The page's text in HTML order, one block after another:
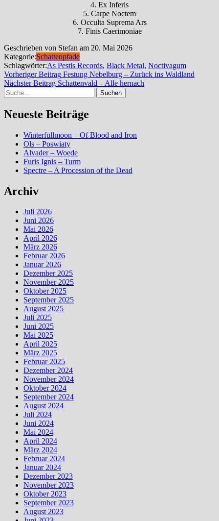
4. Ex Inferis
5. Carpe Noctem
6. Occulta Suprema Ars
7. Finis Caerimoniae
Geschrieben von Stefan am 20. Mai 2026
Kategorie:Schattenpfade
Schlagwörter:As Pestis Records, Black Metal, Noctivagum
Beitragsnavigation
Vorheriger Beitrag Festung Nebelburg – Zurück ins Waldland
Nächster Beitrag Schattenvald – Alle hernach
Suche
Neueste Beiträge
Winterfullmoon – Of Blood and Iron
Ols – Poswiaty
Alvader – Woede
Furis Ignis – Turm
Spectre – A Procession of the Dead
Archiv
Juli 2026
Juni 2026
Mai 2026
April 2026
März 2026
Februar 2026
Januar 2026
Dezember 2025
November 2025
Oktober 2025
September 2025
August 2025
Juli 2025
Juni 2025
Mai 2025
April 2025
März 2025
Februar 2025
Dezember 2024
November 2024
Oktober 2024
September 2024
August 2024
Juli 2024
Juni 2024
Mai 2024
April 2024
März 2024
Februar 2024
Januar 2024
Dezember 2023
November 2023
Oktober 2023
September 2023
August 2023